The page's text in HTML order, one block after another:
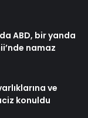
ABD, bir yanda
namaz
ve
konuldu